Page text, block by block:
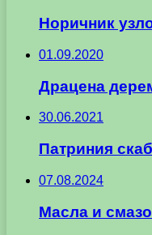
Норичник
01.09.2020
Драцена
30.06.2021
Патриния
07.08.2024
Масла и